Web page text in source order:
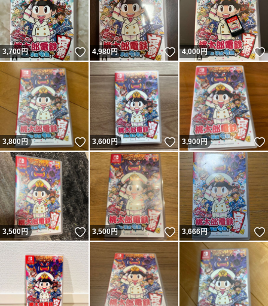
3,700円 いいね！
4,980円 いいね！
4,000円
3,800円 いいね！
3,600円 いいね！
3,900円
3,500円 いいね！
3,500円 いいね！
3,666円